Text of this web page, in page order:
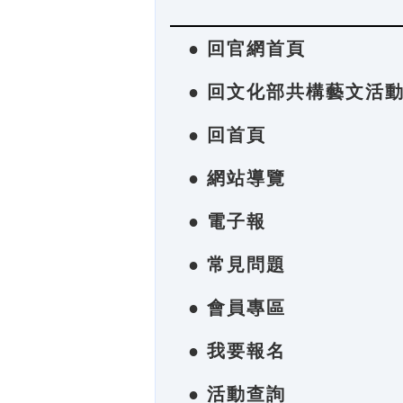
● 回官網首頁
● 回文化部共構藝文活
● 回首頁
● 網站導覽
● 電子報
● 常見問題
● 會員專區
● 我要報名
● 活動查詢